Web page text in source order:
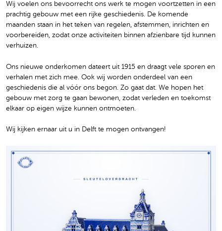
Wij voelen ons bevoorrecht ons werk te mogen voortzetten in een
prachtig gebouw met een rijke geschiedenis. De komende
maanden staan in het teken van regelen, afstemmen, inrichten en
voorbereiden, zodat onze activiteiten binnen afzienbare tijd kunnen
verhuizen.
Ons nieuwe onderkomen dateert uit 1915 en draagt vele sporen en
verhalen met zich mee. Ook wij worden onderdeel van een
geschiedenis die al vóór ons begon. Zo gaat dat. We hopen het
gebouw met zorg te gaan bewonen, zodat verleden en toekomst
elkaar op eigen wijze kunnen ontmoeten.
Wij kijken ernaar uit u in Delft te mogen ontvangen!